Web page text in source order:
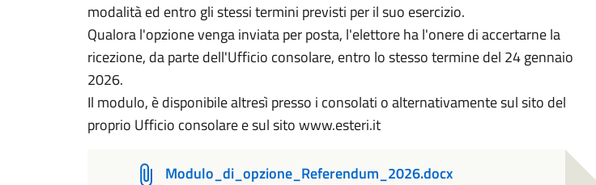
modalità ed entro gli stessi termini previsti per il suo esercizio.
Qualora l'opzione venga inviata per posta, l'elettore ha l'onere di accertarne la
ricezione, da parte dell'Ufficio consolare, entro lo stesso termine del 24 gennaio
2026.
Il modulo, è disponibile altresì presso i consolati o alternativamente sul sito del
proprio Ufficio consolare e sul sito www.esteri.it
Modulo_di_opzione_Referendum_2026.docx